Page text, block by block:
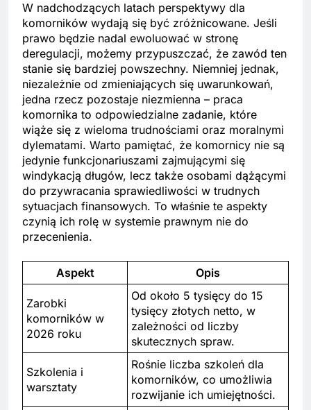
W nadchodzących latach perspektywy dla
komorników wydają się być zróżnicowane. Jeśli
prawo będzie nadal ewoluować w stronę
deregulacji, możemy przypuszczać, że zawód ten
stanie się bardziej powszechny. Niemniej jednak,
niezależnie od zmieniających się uwarunkowań,
jedna rzecz pozostaje niezmienna – praca
komornika to odpowiedzialne zadanie, które
wiąże się z wieloma trudnościami oraz moralnymi
dylematami. Warto pamiętać, że komornicy nie są
jedynie funkcjonariuszami zajmującymi się
windykacją długów, lecz także osobami dążącymi
do przywracania sprawiedliwości w trudnych
sytuacjach finansowych. To właśnie te aspekty
czynią ich rolę w systemie prawnym nie do
przecenienia.
Aspekt Opis
Zarobki
komorników w
2026 roku
Od około 5 tysięcy do 15
tysięcy złotych netto, w
zależności od liczby
skutecznych spraw.
Szkolenia i
warsztaty
Rośnie liczba szkoleń dla
komorników, co umożliwia
rozwijanie ich umiejętności.